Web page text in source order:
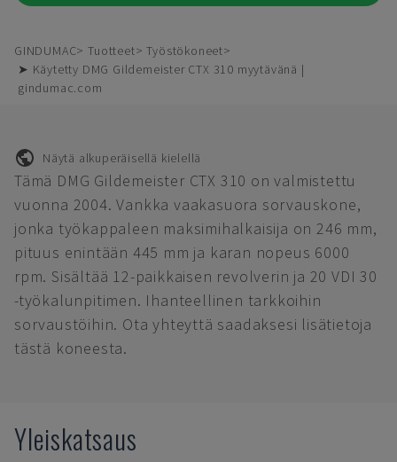
GINDUMAC Tuotteet
Työstökoneet
➤ Käytetty DMG Gildemeister CTX 310 myytävänä |
gindumac.com
Näytä alkuperäisellä kielellä
Tämä DMG Gildemeister CTX 310 on valmistettu
vuonna 2004. Vankka vaakasuora sorvauskone,
jonka työkappaleen maksimihalkaisija on 246 mm,
pituus enintään 445 mm ja karan nopeus 6000
rpm. Sisältää 12-paikkaisen revolverin ja 20 VDI 30
-työkalunpitimen. Ihanteellinen tarkkoihin
sorvaustöihin. Ota yhteyttä saadaksesi lisätietoja
tästä koneesta.
Yleiskatsaus